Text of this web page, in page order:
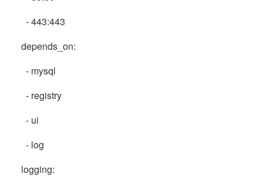
- 443:443
depends_on:
- mysql
- registry
- ui
- log
logging: